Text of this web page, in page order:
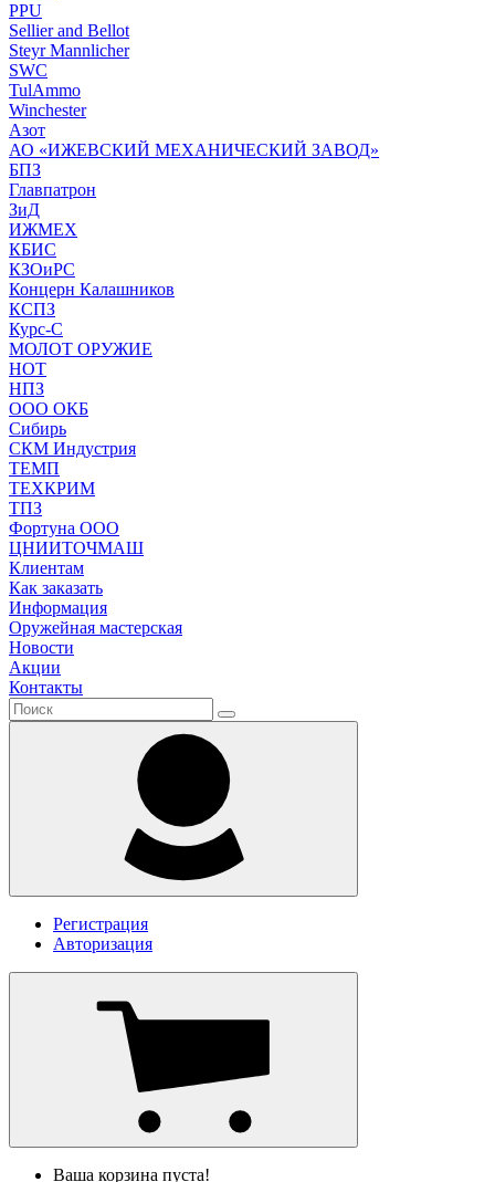
PPU
Sellier and Bellot
Steyr Mannlicher
SWC
TulAmmo
Winchester
Азот
АО «ИЖЕВСКИЙ МЕХАНИЧЕСКИЙ ЗАВОД»
БПЗ
Главпатрон
ЗиД
ИЖМЕХ
КБИС
КЗОиРС
Концерн Калашников
КСПЗ
Курс-С
МОЛОТ ОРУЖИЕ
НОТ
НПЗ
ООО ОКБ
Сибирь
СКМ Индустрия
ТЕМП
ТЕХКРИМ
ТПЗ
Фортуна ООО
ЦНИИТОЧМАШ
Клиентам
Как заказать
Информация
Оружейная мастерская
Новости
Акции
Контакты
Регистрация
Авторизация
Ваша корзина пуста!